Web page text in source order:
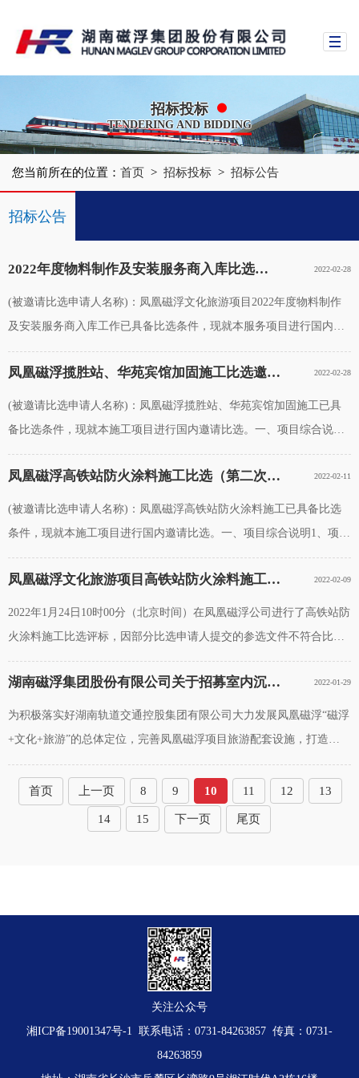
招标投标
TENDERING AND BIDDING
您当前所在的位置：首页 >招标投标 >招标公告
招标公告
中标公示 2022年度物料制作及安装服务商入库比选邀请公告 2022-02-28
(被邀请比选申请人名称)：凤凰磁浮文化旅游项目2022年度物料制作
及安装服务商入库工作已具备比选条件，现就本服务项目进行国内邀
请比选。一、项目综合说明1、项目名称：凤凰磁浮文化旅游项目2022
年度物料制作及安装服务商
凤凰磁浮揽胜站、华苑宾馆加固施工比选邀请公告 2022-02-28
(被邀请比选申请人名称)：凤凰磁浮揽胜站、华苑宾馆加固施工已具
备比选条件，现就本施工项目进行国内邀请比选。一、项目综合说明
1、项目名称：凤凰磁浮揽胜站、华苑宾馆加固施工；2、项目概况：
详见工程量清单；3、资金来源：企业
凤凰磁浮高铁站防火涂料施工比选（第二次） 邀请公告 2022-02-11
(被邀请比选申请人名称)：凤凰磁浮高铁站防火涂料施工已具备比选
条件，现就本施工项目进行国内邀请比选。一、项目综合说明1、项目
名称：凤凰磁浮高铁站防火涂料施工（第二次）；2、项目概况：详见
工程量清单；3、资金来源：企业自筹；4、
凤凰磁浮文化旅游项目高铁站防火涂料施工比选废标公告 2022-02-09
2022年1月24日10时00分（北京时间）在凤凰磁浮公司进行了高铁站防
火涂料施工比选评标，因部分比选申请人提交的参选文件不符合比选
邀请文件的要求，最终有效的比选申请文件不足3家。评标委员会决定
对本次比选进行废标处理，并重
湖南磁浮集团股份有限公司关于招募室内沉浸式演艺项目投资合作主体的公告 2022-01-29
为积极落实好湖南轨道交通控股集团有限公司大力发展凤凰磁浮“磁浮
+文化+旅游”的总体定位，完善凤凰磁浮项目旅游配套设施，打造凤
凰旅游新业态，湖南磁浮集团股份有限公司（以下简称“磁浮股份”）
拟在湖南省凤凰县凤凰磁浮项
首页 上一页 8 9 10 11 12 13
14 15 下一页 尾页
关注公众号
湘ICP备19001347号-1
联系电话：0731-84263857 传真：0731-
84263859